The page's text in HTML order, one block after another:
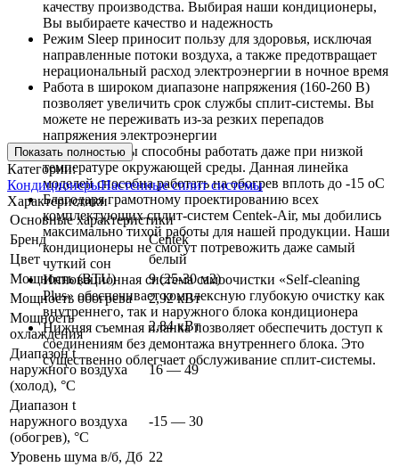
качеству производства. Выбирая наши кондиционеры,
Вы выбираете качество и надежность
Режим Sleep приносит пользу для здоровья, исключая
направленные потоки воздуха, а также предотвращает
нерациональный расход электроэнергии в ночное время
Работа в широком диапазоне напряжения (160-260 В)
позволяет увеличить срок службы сплит-системы. Вы
можете не переживать из-за резких перепадов
напряжения электроэнергии
Сплит-системы способны работать даже при низкой
температуре окружающей среды. Данная линейка
моделей способна работать на обогрев вплоть до -15 oC
Благодаря грамотному проектированию всех
комплектующих сплит-систем Centek-Air, мы добились
максимально тихой работы для нашей продукции. Наши
кондиционеры не смогут потревожить даже самый
чуткий сон
Инновационная система самоочистки «Self-cleaning
Plus» обеспечивает комплексную глубокую очистку как
внутреннего, так и наружного блока кондиционера
Нижняя съемная планка позволяет обеспечить доступ к
соединениям без демонтажа внутреннего блока. Это
существенно облегчает обслуживание сплит-системы.
Показать полностью
Категории:
КондиционерыНастенные сплит системы
Характеристики
Основные характеристики
Бренд
Centek
Цвет
белый
Мощность (BTU)
9 (25-30 м2)
Мощность обогрева
2,92 кВт
Мощность
охлаждения
2,84 кВт
Диапазон t
наружного воздуха
(холод), °C
16 — 49
Диапазон t
наружного воздуха
(обогрев), °C
-15 — 30
Уровень шума в/б, Дб 22